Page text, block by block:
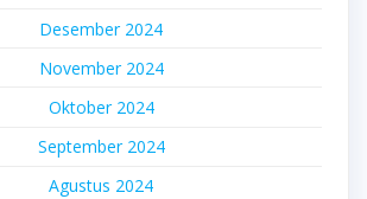
Desember 2024
November 2024
Oktober 2024
September 2024
Agustus 2024